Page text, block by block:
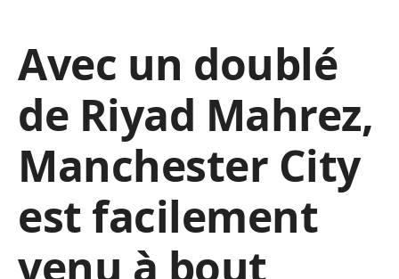
Avec un doublé
de Riyad Mahrez,
Manchester City
est facilement
venu à bout